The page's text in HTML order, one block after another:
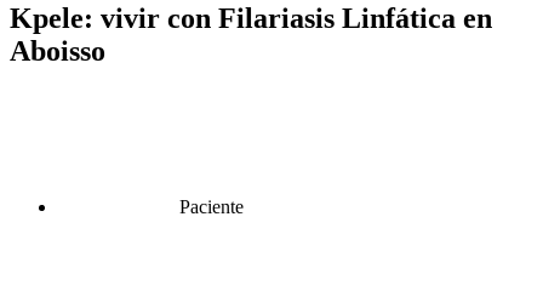
Kpele: vivir con Filariasis Linfática en
Aboisso
Paciente